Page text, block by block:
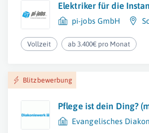
Elektriker für die
pi-jobs GmbH
Vollzeit ab 3.400€ pro Monat
Blitzbewerbung
Pflege ist dein Ding?
Evangelisches